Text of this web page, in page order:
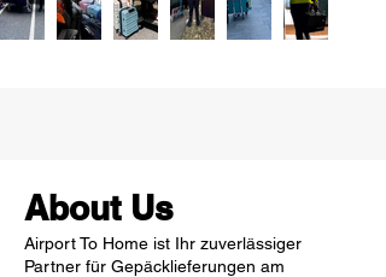
About Us
Airport To Home ist Ihr zuverlässiger
Partner für Gepäcklieferungen am